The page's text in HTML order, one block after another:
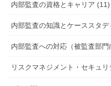
内部監査の資格とキャリア (11)
内部監査の知識とケーススタデ
内部監査への対応（被監査部
リスクマネジメント・セキュ